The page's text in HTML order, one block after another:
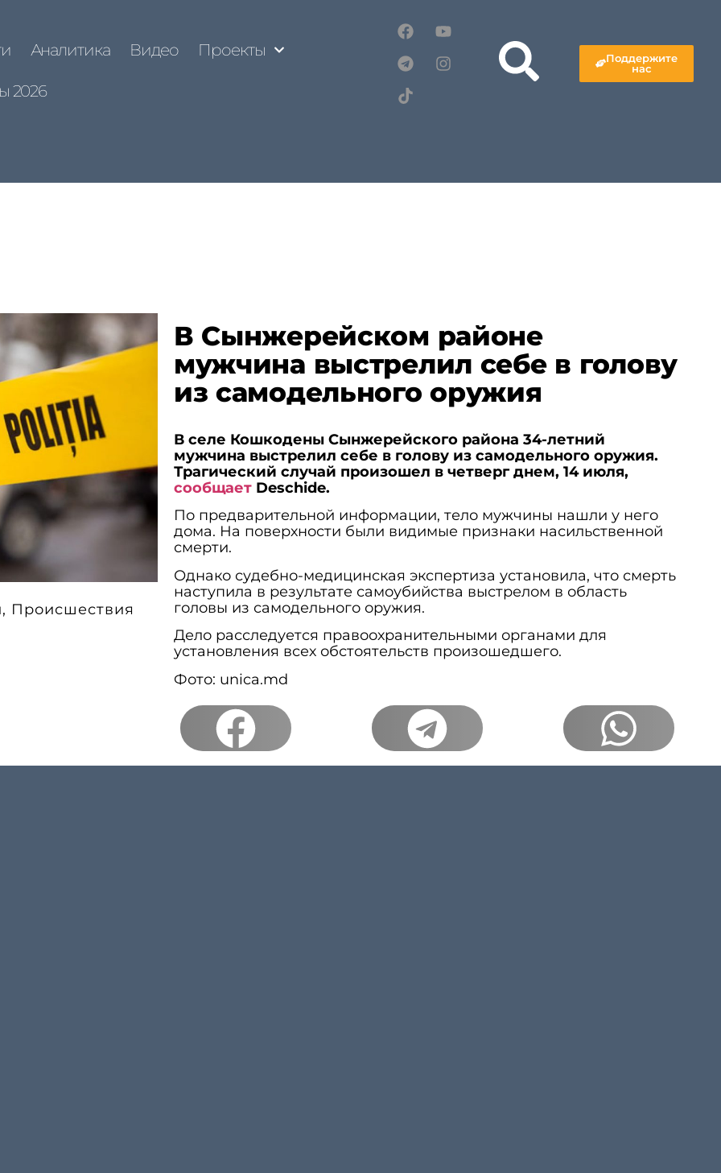
Аналитика Видео Проекты
2026
Поддержите
нас
, Происшествия
В Сынжерейском районе
мужчина выстрелил себе в голову
из самодельного оружия
В селе Кошкодены Сынжерейского района 34-летний
мужчина выстрелил себе в голову из самодельного оружия.
Трагический случай произошел в четверг днем, 14 июля, ​
сообщаетDeschide.
По предварительной информации, тело мужчины нашли у него
дома. На поверхности были видимые признаки насильственной
смерти.
Однако судебно-медицинская экспертиза установила, что смерть
наступила в результате самоубийства выстрелом в область
головы из самодельного оружия.
Дело расследуется правоохранительными органами для
установления всех обстоятельств произошедшего.
Фото: unica.md